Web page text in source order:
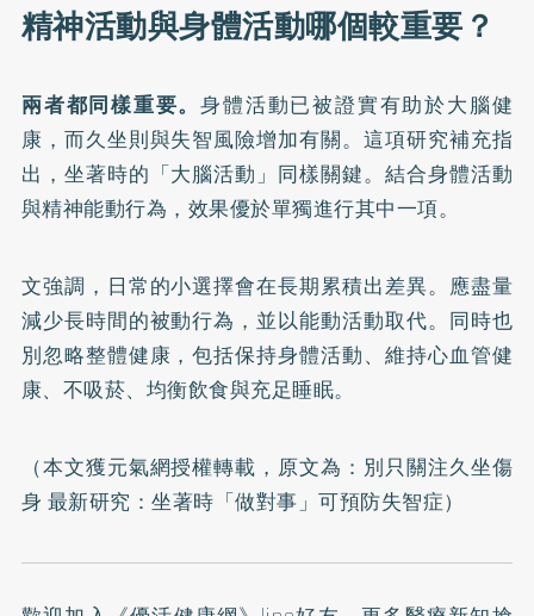
精神活動與身體活動哪個較重要？
兩者都同樣重要。身體活動已被證實有助於大腦健
康，而久坐則與失智風險增加有關。這項研究補充指
出，坐著時的「大腦活動」同樣關鍵。結合身體活動
與精神能動行為，效果優於單獨進行其中一項。
文強調，日常的小選擇會在長期累積出差異。應盡量
減少長時間的被動行為，並以能動活動取代。同時也
別忽略整體健康，包括保持身體活動、維持心血管健
康、不吸菸、均衡飲食與充足睡眠。
（本文獲元氣網授權轉載，原文為： 別只關注久坐傷
身 最新研究：坐著時「做對事」可預防失智症）